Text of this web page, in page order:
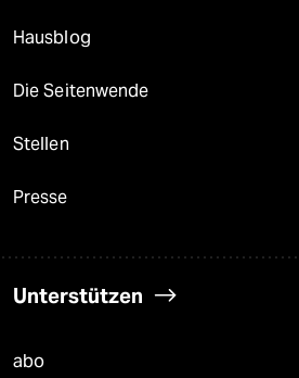
Hausblog
Die Seitenwende
Stellen
Presse
Unterstützen
abo